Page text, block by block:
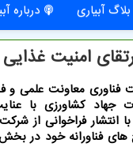
بلاگ آبیاری درباره
امنیت
فناوری معاونت علمی و
جهاد كشاورزی با
انتشار فراخوانی از
های فناورانه خود در